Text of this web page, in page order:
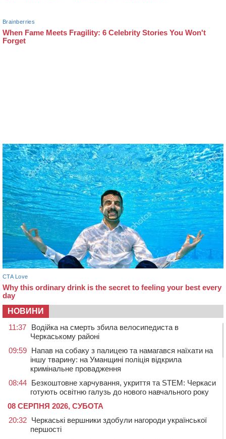
НОВИНИ
11:37
Водійка на смерть збила велосипедиста в
Черкаському районі
09:59 Напав на собаку з палицею та намагався наїхати на
іншу тварину: на Уманщині поліція відкрила
кримінальне провадження
08:44 Безкоштовне харчування, укриття та STEM: Черкаси
готують освітню галузь до нового навчального року
08 СЕРПНЯ 2026, СУБОТА
20:32 Черкаські вершники здобули нагороди української
першості